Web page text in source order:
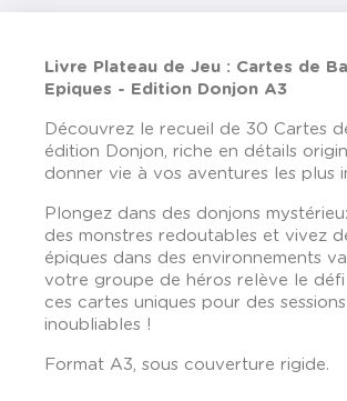
Livre Plateau de Jeu : Cartes de
Epiques - Edition Donjon A3
Découvrez le recueil de 30 Cartes
édition Donjon, riche en détails
donner vie à vos aventures les plus
Plongez dans des donjons
des monstres redoutables et vivez
épiques dans des environnements
votre groupe de héros relève le
ces cartes uniques pour des
inoubliables !
Format A3, sous couverture rigide.